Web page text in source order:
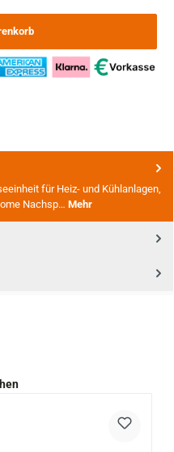
für Heiz- und Kühlanlagen,
Nachsp… Mehr